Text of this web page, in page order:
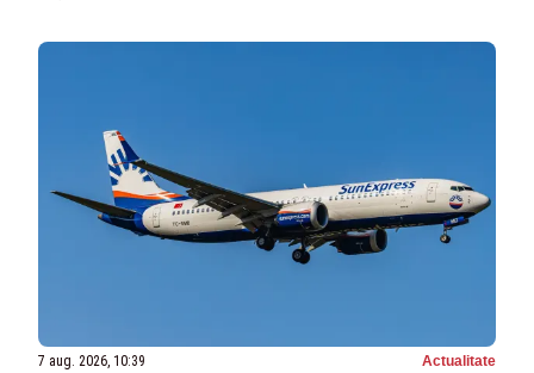
7 aug. 2026, 10:39 Actualitate